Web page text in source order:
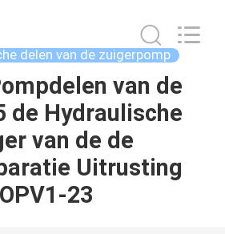
delen van de zuigerpomp
van de
de Hydraulische
van de de
Uitrusting
OPV1-23